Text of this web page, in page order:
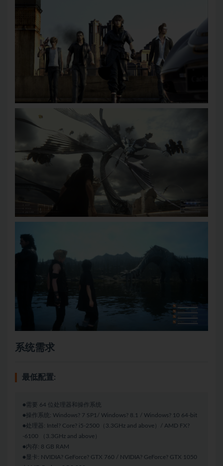
系统需求
最低配置:
●需要 64 位处理器和操作系统
●操作系统: Windows? 7 SP1/ Windows? 8.1 / Windows? 10 64-bit
●处理器: Intel? Core? i5-2500（3.3GHz and above）/ AMD FX?
-6100 （3.3GHz and above）
●内存: 8 GB RAM
●显卡: NVIDIA? GeForce? GTX 760 / NVIDIA? GeForce? GTX 1050